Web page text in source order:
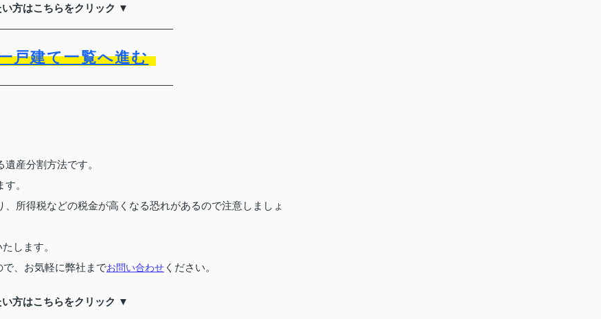
方はこちらをクリック ▼
戸建て一覧へ進む
産分割方法です。
。
所得税などの税金が高くなる恐れがあるので注意しましょ
します。
で、お気軽に弊社までお問い合わせ ください。
方はこちらをクリック ▼